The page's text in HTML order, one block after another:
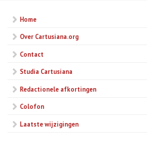
Home
Over Cartusiana.org
Contact
Studia Cartusiana
Redactionele afkortingen
Colofon
Laatste wijzigingen